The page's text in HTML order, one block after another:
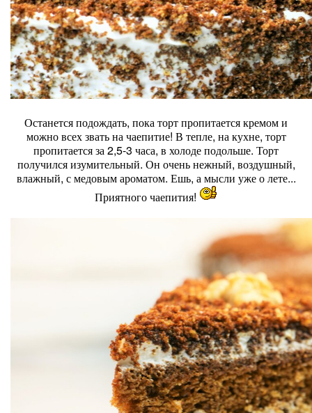
Останется подождать, пока торт пропитается кремом и
можно всех звать на чаепитие! В тепле, на кухне, торт
пропитается за 2,5-3 часа, в холоде подольше. Торт
получился изумительный. Он очень нежный, воздушный,
влажный, с медовым ароматом. Ешь, а мысли уже о лете...
Приятного чаепития!